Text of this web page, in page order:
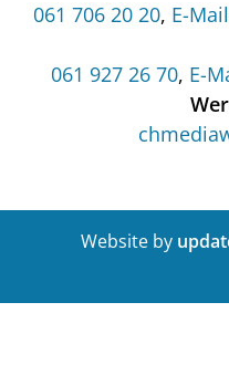
061 706 20 20, E-
061 927 26 70, E-
Website by